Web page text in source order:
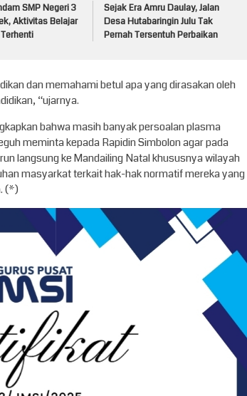
SMP Negeri 3
Aktivitas Belajar
Sejak Era Amru Daulay, Jalan
Desa Hutabaringin Julu Tak
Pernah Tersentuh Perbaikan
dan memahami betul apa yang dirasakan oleh
“ujarnya.
bahwa masih banyak persoalan plasma
meminta kepada Rapidin Simbolon agar pada
langsung ke Mandailing Natal khususnya wilayah
masyarkat terkait hak-hak normatif mereka yang
(*)